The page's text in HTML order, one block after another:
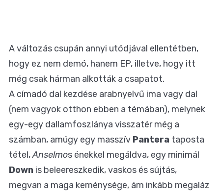
A változás csupán annyi utódjával ellentétben,
hogy ez nem demó, hanem EP, illetve, hogy itt
még csak hárman alkották a csapatot.
A címadó dal kezdése arabnyelvű ima vagy dal
(nem vagyok otthon ebben a témában), melynek
egy-egy dallamfoszlánya visszatér még a
számban, amúgy egy masszív Pantera taposta
tétel,Anselmos énekkel megáldva, egy minimál
Down is beleereszkedik, vaskos és sújtás,
megvan a maga keménysége, ám inkább megaláz